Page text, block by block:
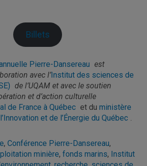
Billets
Pierre-Dansereau est
avec l’Institut des sciences de
de l’UQAM et avec le soutien
et d’action culturelle
de France à Québec et du ministère
et de l’Énergie du Québec .
, Conférence Pierre-Dansereau,
minière, fonds marins, Institut